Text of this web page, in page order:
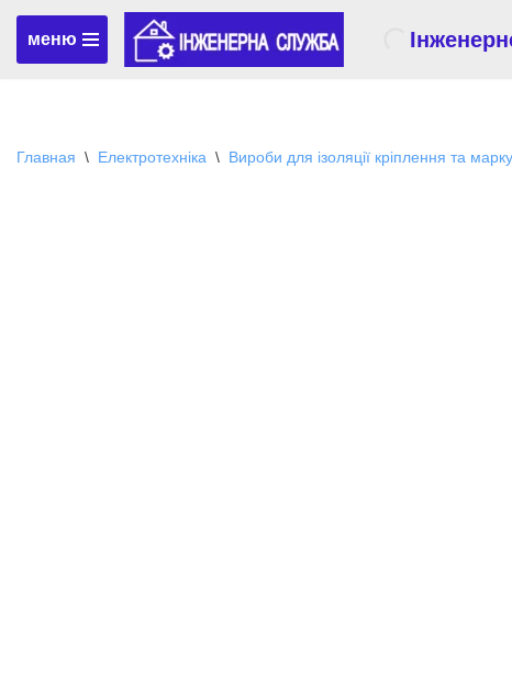
Перейти
меню
Главная \ Електротехніка \ Вироби для ізоляції кріплення та